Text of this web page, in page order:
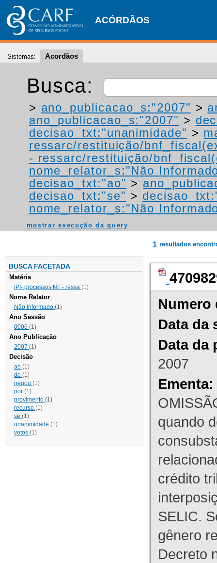
ACÓRDÃOS
Sistemas: Acordãos
Busca:
> ano_publicacao_s:"2007" >
ano_publicacao_s:"2007" >
decisao_txt:"unanimidade" >
ressarc/restituição/
- ressarc/restituição/
nome_relator_s:"Não
decisao_txt:"ao" >
decisao_txt:"se" >
nome_relator_s:"Não
mostrar execução da query
BUSCA FACETADA
Matéria
IPI- processos NT - ressa (1)
Nome Relator
Não Informado (1)
Ano Sessão
0006 (1)
Ano Publicação
2007 (1)
Decisão
ao (1)
de (1)
negou (1)
por (1)
provimento (1)
recurso (1)
se (1)
unanimidade (1)
votos (1)
1 resultados
Numero
Data da
Data da
2007
Ementa:
quando
crédito
SELIC.
gênero
Decreto